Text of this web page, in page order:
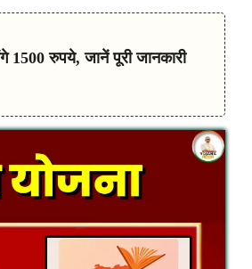
1500 रुपये, जानें पूरी जानकारी